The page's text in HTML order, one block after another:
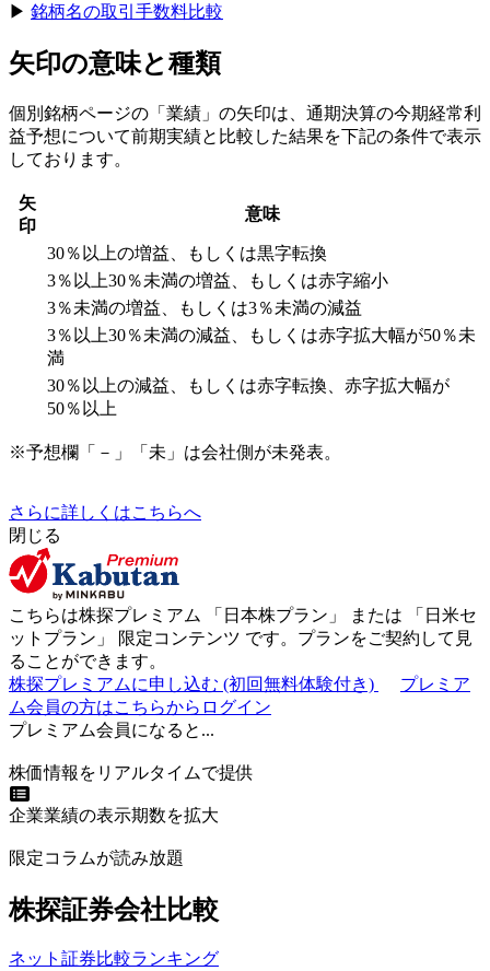
▶︎ 銘柄名の取引手数料比較
矢印の意味と種類
個別銘柄ページの「業績」の矢印は、通期決算の今期経常利
益予想について前期実績と比較した結果を下記の条件で表示
しております。
矢
印
意味
30％以上の増益、もしくは黒字転換
3％以上30％未満の増益、もしくは赤字縮小
3％未満の増益、もしくは3％未満の減益
3％以上30％未満の減益、もしくは赤字拡大幅が50％未
満
30％以上の減益、もしくは赤字転換、赤字拡大幅が
50％以上
※予想欄「－」「未」は会社側が未発表。
さらに詳しくはこちらへ
閉じる
こちらは株探プレミアム 「 日本株プラン 」 または 「 日米セ
ットプラン 」 限定コンテンツ です。プランをご契約して見
ることができます。
株探プレミアムに申し込む (初回無料体験付き)
プレミア
ム会員の方はこちらからログイン
プレミアム会員になると...
株価情報をリアルタイムで提供
企業業績の表示期数を拡大
限定コラムが読み放題
株探証券会社比較
ネット証券比較ランキング